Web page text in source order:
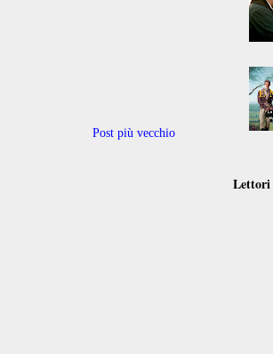
Post più vecchio
Lettori